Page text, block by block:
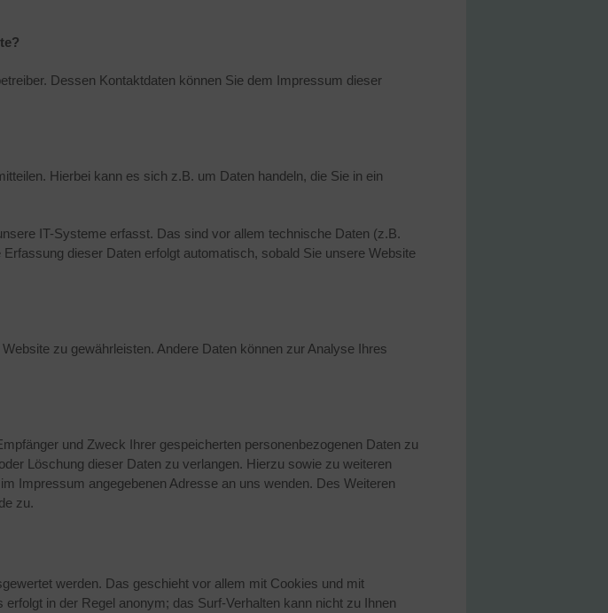
Dessen Kontaktdaten können Sie dem Impressum dieser
Hierbei kann es sich z.B. um Daten handeln, die Sie in ein
IT-Systeme erfasst. Das sind vor allem technische Daten (z.B.
dieser Daten erfolgt automatisch, sobald Sie unsere Website
zu gewährleisten. Andere Daten können zur Analyse Ihres
und Zweck Ihrer gespeicherten personenbezogenen Daten zu
Löschung dieser Daten zu verlangen. Hierzu sowie zu weiteren
Impressum angegebenen Adresse an uns wenden. Des Weiteren
zu.
werden. Das geschieht vor allem mit Cookies und mit
in der Regel anonym; das Surf-Verhalten kann nicht zu Ihnen